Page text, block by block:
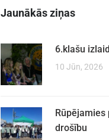
Jaunākās ziņas
6.klašu
10 Jūn, 2026
Rūpējamies
drošību